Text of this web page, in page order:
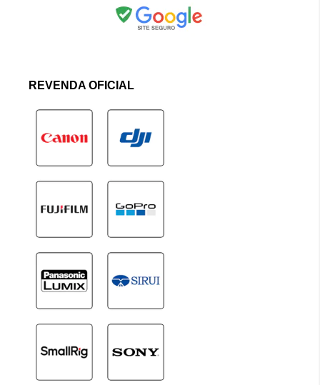
REVENDA OFICIAL